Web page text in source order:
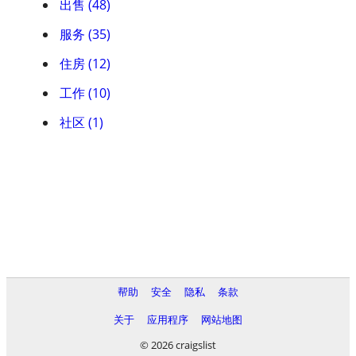
出售 (48)
服务 (35)
住房 (12)
工作 (10)
社区 (1)
帮助 安全 隐私
条款
关于
应用程序
网站地图
© 2026 craigslist